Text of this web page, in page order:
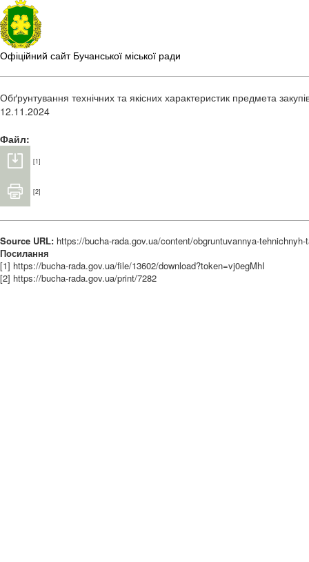
Офіційний сайт Бучанської міської ради
Обґрунтування технічних та якісних характеристик предмета
12.11.2024
Файл:
[1]
[2]
Source URL: https://bucha-rada.gov.ua/content/obgruntuvannya-
Посилання
[1] https://bucha-rada.gov.ua/file/13602/download?token=vj0egMhI
[2] https://bucha-rada.gov.ua/print/7282